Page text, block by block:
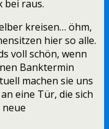
bei raus.
kreisen… öhm,
hier so alle.
voll schön, wenn
Banktermin
machen sie uns
eine Tür, die sich